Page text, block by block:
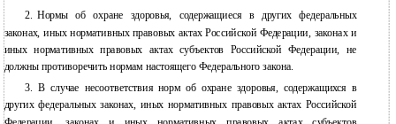
2. Нормы об охране здоровья, содержащиеся в других федеральных
законах, иных нормативных правовых актах Российской Федерации, законах и
иных нормативных правовых актах субъектов Российской Федерации, не
должны противоречить нормам настоящего Федерального закона.
3. В случае несоответствия норм об охране здоровья, содержащихся в
других федеральных законах, иных нормативных правовых актах Российской